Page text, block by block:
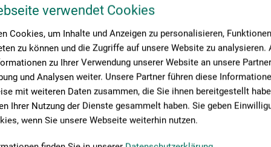
verwendet Cookies
Cookies, um Inhalte und Anzeigen zu personalisieren,
zu können und die Zugriffe auf unsere Website zu analysieren.
zu Ihrer Verwendung unserer Website an unsere
und Analysen weiter. Unsere Partner führen diese
mit weiteren Daten zusammen, die Sie ihnen bereitgestellt
Ihrer Nutzung der Dienste gesammelt haben. Sie geben
wenn Sie unsere Webseite weiterhin nutzen.
(0)
Schreiben Sie die erste Bewertung zu diesem Produkt
JETZT PRODUKT BEWERTEN